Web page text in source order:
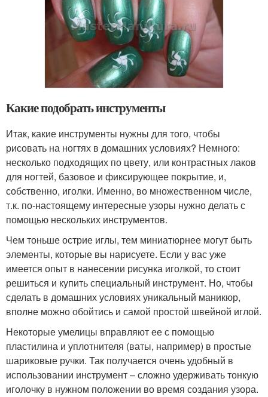
Какие подобрать инструменты
Итак, какие инструменты нужны для того, чтобы
рисовать на ногтях в домашних условиях? Немного:
несколько подходящих по цвету, или контрастных лаков
для ногтей, базовое и фиксирующее покрытие, и,
собственно, иголки. Именно, во множественном числе,
т.к. по-настоящему интересные узоры нужно делать с
помощью нескольких инструментов.
Чем тоньше острие иглы, тем миниатюрнее могут быть
элементы, которые вы нарисуете. Если у вас уже
имеется опыт в нанесении рисунка иголкой, то стоит
решиться и купить специальный инструмент. Но, чтобы
сделать в домашних условиях уникальный маникюр,
вполне можно обойтись и самой простой швейной иглой.
Некоторые умелицы вправляют ее с помощью
пластилина и уплотнителя (ваты, например) в простые
шариковые ручки. Так получается очень удобный в
использовании инструмент – сложно удерживать тонкую
иголочку в нужном положении во время создания узора.